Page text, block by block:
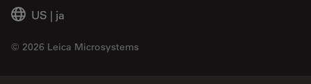
US | ja
© 2026 Leica Microsystems